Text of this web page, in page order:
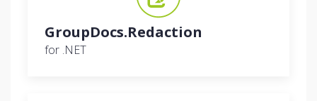
GroupDocs.Redaction
for .NET